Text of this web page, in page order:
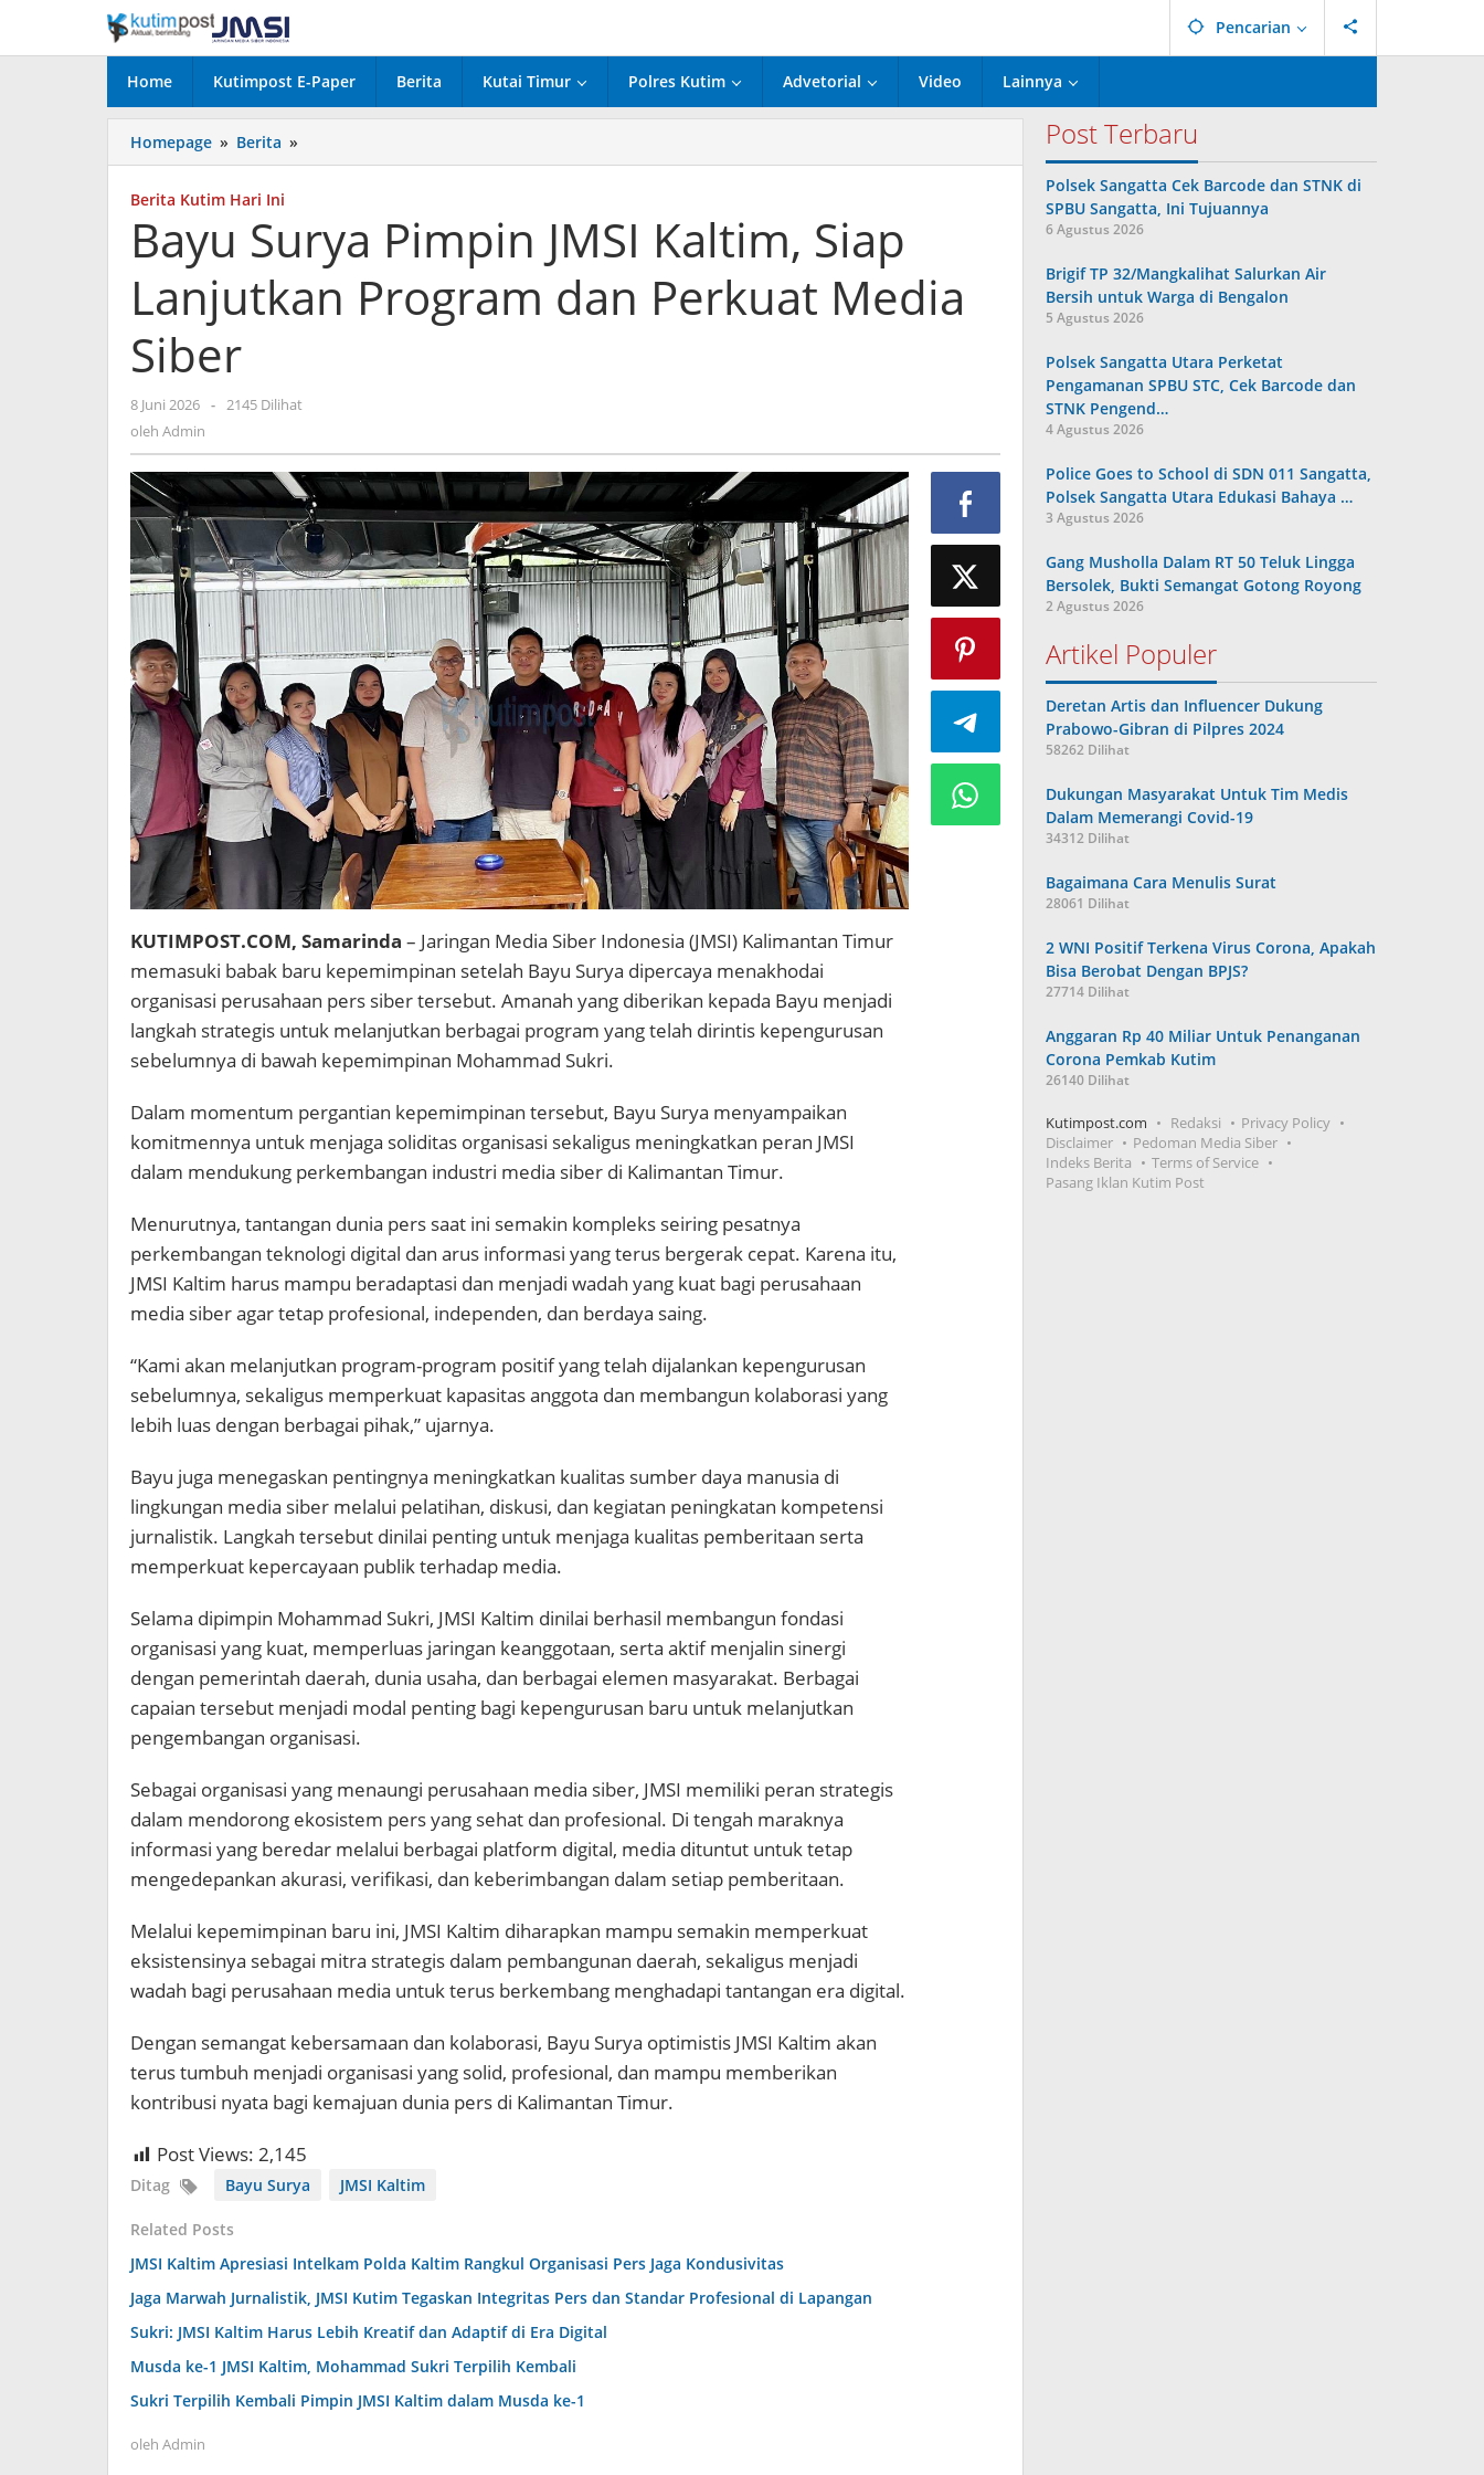
konten
Pencarian
Home Kutimpost E-Paper Berita Kutai Timur Polres Kutim Advetorial Video Lainnya
Homepage » Berita »
Surya
Kaltim,
Siap
Lanjutkan
Program
Berita Kutim Hari Ini
Bayu Surya Pimpin JMSI Kaltim, Siap
Lanjutkan Program dan Perkuat Media
Siber
8 Juni 2026 oleh
- 2145 Dilihat
oleh Admin
KUTIMPOST.COM, Samarinda – Jaringan Media Siber Indonesia (JMSI) Kalimantan Timur
memasuki babak baru kepemimpinan setelah Bayu Surya dipercaya menakhodai
organisasi perusahaan pers siber tersebut. Amanah yang diberikan kepada Bayu menjadi
langkah strategis untuk melanjutkan berbagai program yang telah dirintis kepengurusan
sebelumnya di bawah kepemimpinan Mohammad Sukri.
Dalam momentum pergantian kepemimpinan tersebut, Bayu Surya menyampaikan
komitmennya untuk menjaga soliditas organisasi sekaligus meningkatkan peran JMSI
dalam mendukung perkembangan industri media siber di Kalimantan Timur.
Menurutnya, tantangan dunia pers saat ini semakin kompleks seiring pesatnya
perkembangan teknologi digital dan arus informasi yang terus bergerak cepat. Karena itu,
JMSI Kaltim harus mampu beradaptasi dan menjadi wadah yang kuat bagi perusahaan
media siber agar tetap profesional, independen, dan berdaya saing.
“Kami akan melanjutkan program-program positif yang telah dijalankan kepengurusan
sebelumnya, sekaligus memperkuat kapasitas anggota dan membangun kolaborasi yang
lebih luas dengan berbagai pihak,” ujarnya.
Bayu juga menegaskan pentingnya meningkatkan kualitas sumber daya manusia di
lingkungan media siber melalui pelatihan, diskusi, dan kegiatan peningkatan kompetensi
jurnalistik. Langkah tersebut dinilai penting untuk menjaga kualitas pemberitaan serta
memperkuat kepercayaan publik terhadap media.
Selama dipimpin Mohammad Sukri, JMSI Kaltim dinilai berhasil membangun fondasi
organisasi yang kuat, memperluas jaringan keanggotaan, serta aktif menjalin sinergi
dengan pemerintah daerah, dunia usaha, dan berbagai elemen masyarakat. Berbagai
capaian tersebut menjadi modal penting bagi kepengurusan baru untuk melanjutkan
pengembangan organisasi.
Sebagai organisasi yang menaungi perusahaan media siber, JMSI memiliki peran strategis
dalam mendorong ekosistem pers yang sehat dan profesional. Di tengah maraknya
informasi yang beredar melalui berbagai platform digital, media dituntut untuk tetap
mengedepankan akurasi, verifikasi, dan keberimbangan dalam setiap pemberitaan.
Melalui kepemimpinan baru ini, JMSI Kaltim diharapkan mampu semakin memperkuat
eksistensinya sebagai mitra strategis dalam pembangunan daerah, sekaligus menjadi
wadah bagi perusahaan media untuk terus berkembang menghadapi tantangan era digital.
Dengan semangat kebersamaan dan kolaborasi, Bayu Surya optimistis JMSI Kaltim akan
terus tumbuh menjadi organisasi yang solid, profesional, dan mampu memberikan
kontribusi nyata bagi kemajuan dunia pers di Kalimantan Timur.
Post Views: 2,145
Ditag Bayu Surya JMSI Kaltim
Related Posts
JMSI Kaltim Apresiasi Intelkam Polda Kaltim Rangkul Organisasi Pers Jaga Kondusivitas
Jaga Marwah Jurnalistik, JMSI Kutim Tegaskan Integritas Pers dan Standar Profesional di Lapangan
Sukri: JMSI Kaltim Harus Lebih Kreatif dan Adaptif di Era Digital
Musda ke-1 JMSI Kaltim, Mohammad Sukri Terpilih Kembali
Sukri Terpilih Kembali Pimpin JMSI Kaltim dalam Musda ke-1
oleh Admin
Post Terbaru
Polsek Sangatta Cek Barcode dan STNK di
SPBU Sangatta, Ini Tujuannya
6 Agustus 2026
Brigif TP 32/Mangkalihat Salurkan Air
Bersih untuk Warga di Bengalon
5 Agustus 2026
Polsek Sangatta Utara Perketat
Pengamanan SPBU STC, Cek Barcode dan
STNK Pengend…
4 Agustus 2026
Police Goes to School di SDN 011 Sangatta,
Polsek Sangatta Utara Edukasi Bahaya …
3 Agustus 2026
Gang Musholla Dalam RT 50 Teluk Lingga
Bersolek, Bukti Semangat Gotong Royong
2 Agustus 2026
Artikel Populer
Deretan Artis dan Influencer Dukung
Prabowo-Gibran di Pilpres 2024
58262 Dilihat
Dukungan Masyarakat Untuk Tim Medis
Dalam Memerangi Covid-19
34312 Dilihat
Bagaimana Cara Menulis Surat
28061 Dilihat
2 WNI Positif Terkena Virus Corona, Apakah
Bisa Berobat Dengan BPJS?
27714 Dilihat
Anggaran Rp 40 Miliar Untuk Penanganan
Corona Pemkab Kutim
26140 Dilihat
Kutimpost.com Redaksi
Privacy Policy
Disclaimer
Pedoman Media Siber
Indeks Berita
Terms of Service
Pasang Iklan Kutim Post